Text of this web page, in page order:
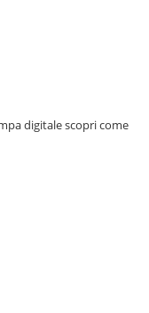
digitale scopri come